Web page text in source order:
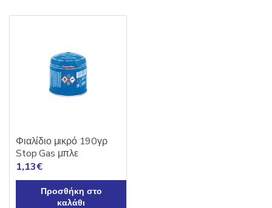
Φιαλίδιο μικρό 190γρ
Stop Gas μπλε
1,13€
Προσθήκη στο
καλάθι